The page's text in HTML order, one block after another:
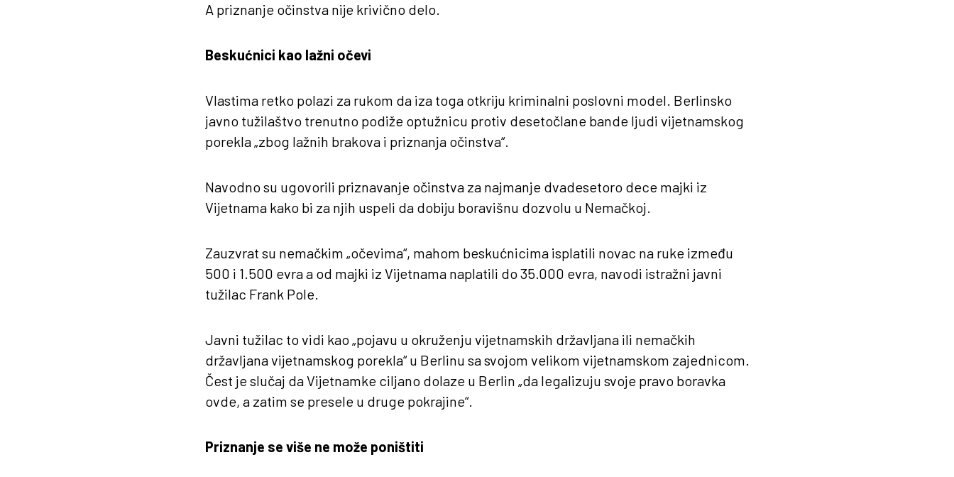
A priznanje očinstva nije krivično delo.
Beskućnici kao lažni očevi
Vlastima retko polazi za rukom da iza toga otkriju kriminalni poslovni model. Berlinsko
javno tužilaštvo trenutno podiže optužnicu protiv desetočlane bande ljudi vijetnamskog
porekla „zbog lažnih brakova i priznanja očinstva“.
Navodno su ugovorili priznavanje očinstva za najmanje dvadesetoro dece majki iz
Vijetnama kako bi za njih uspeli da dobiju boravišnu dozvolu u Nemačkoj.
Zauzvrat su nemačkim „očevima“, mahom beskućnicima isplatili novac na ruke između
500 i 1.500 evra a od majki iz Vijetnama naplatili do 35.000 evra, navodi istražni javni
tužilac Frank Pole.
Javni tužilac to vidi kao „pojavu u okruženju vijetnamskih državljana ili nemačkih
državljana vijetnamskog porekla“ u Berlinu sa svojom velikom vijetnamskom zajednicom.
Čest je slučaj da Vijetnamke ciljano dolaze u Berlin „da legalizuju svoje pravo boravka
ovde, a zatim se presele u druge pokrajine“.
Priznanje se više ne može poništiti